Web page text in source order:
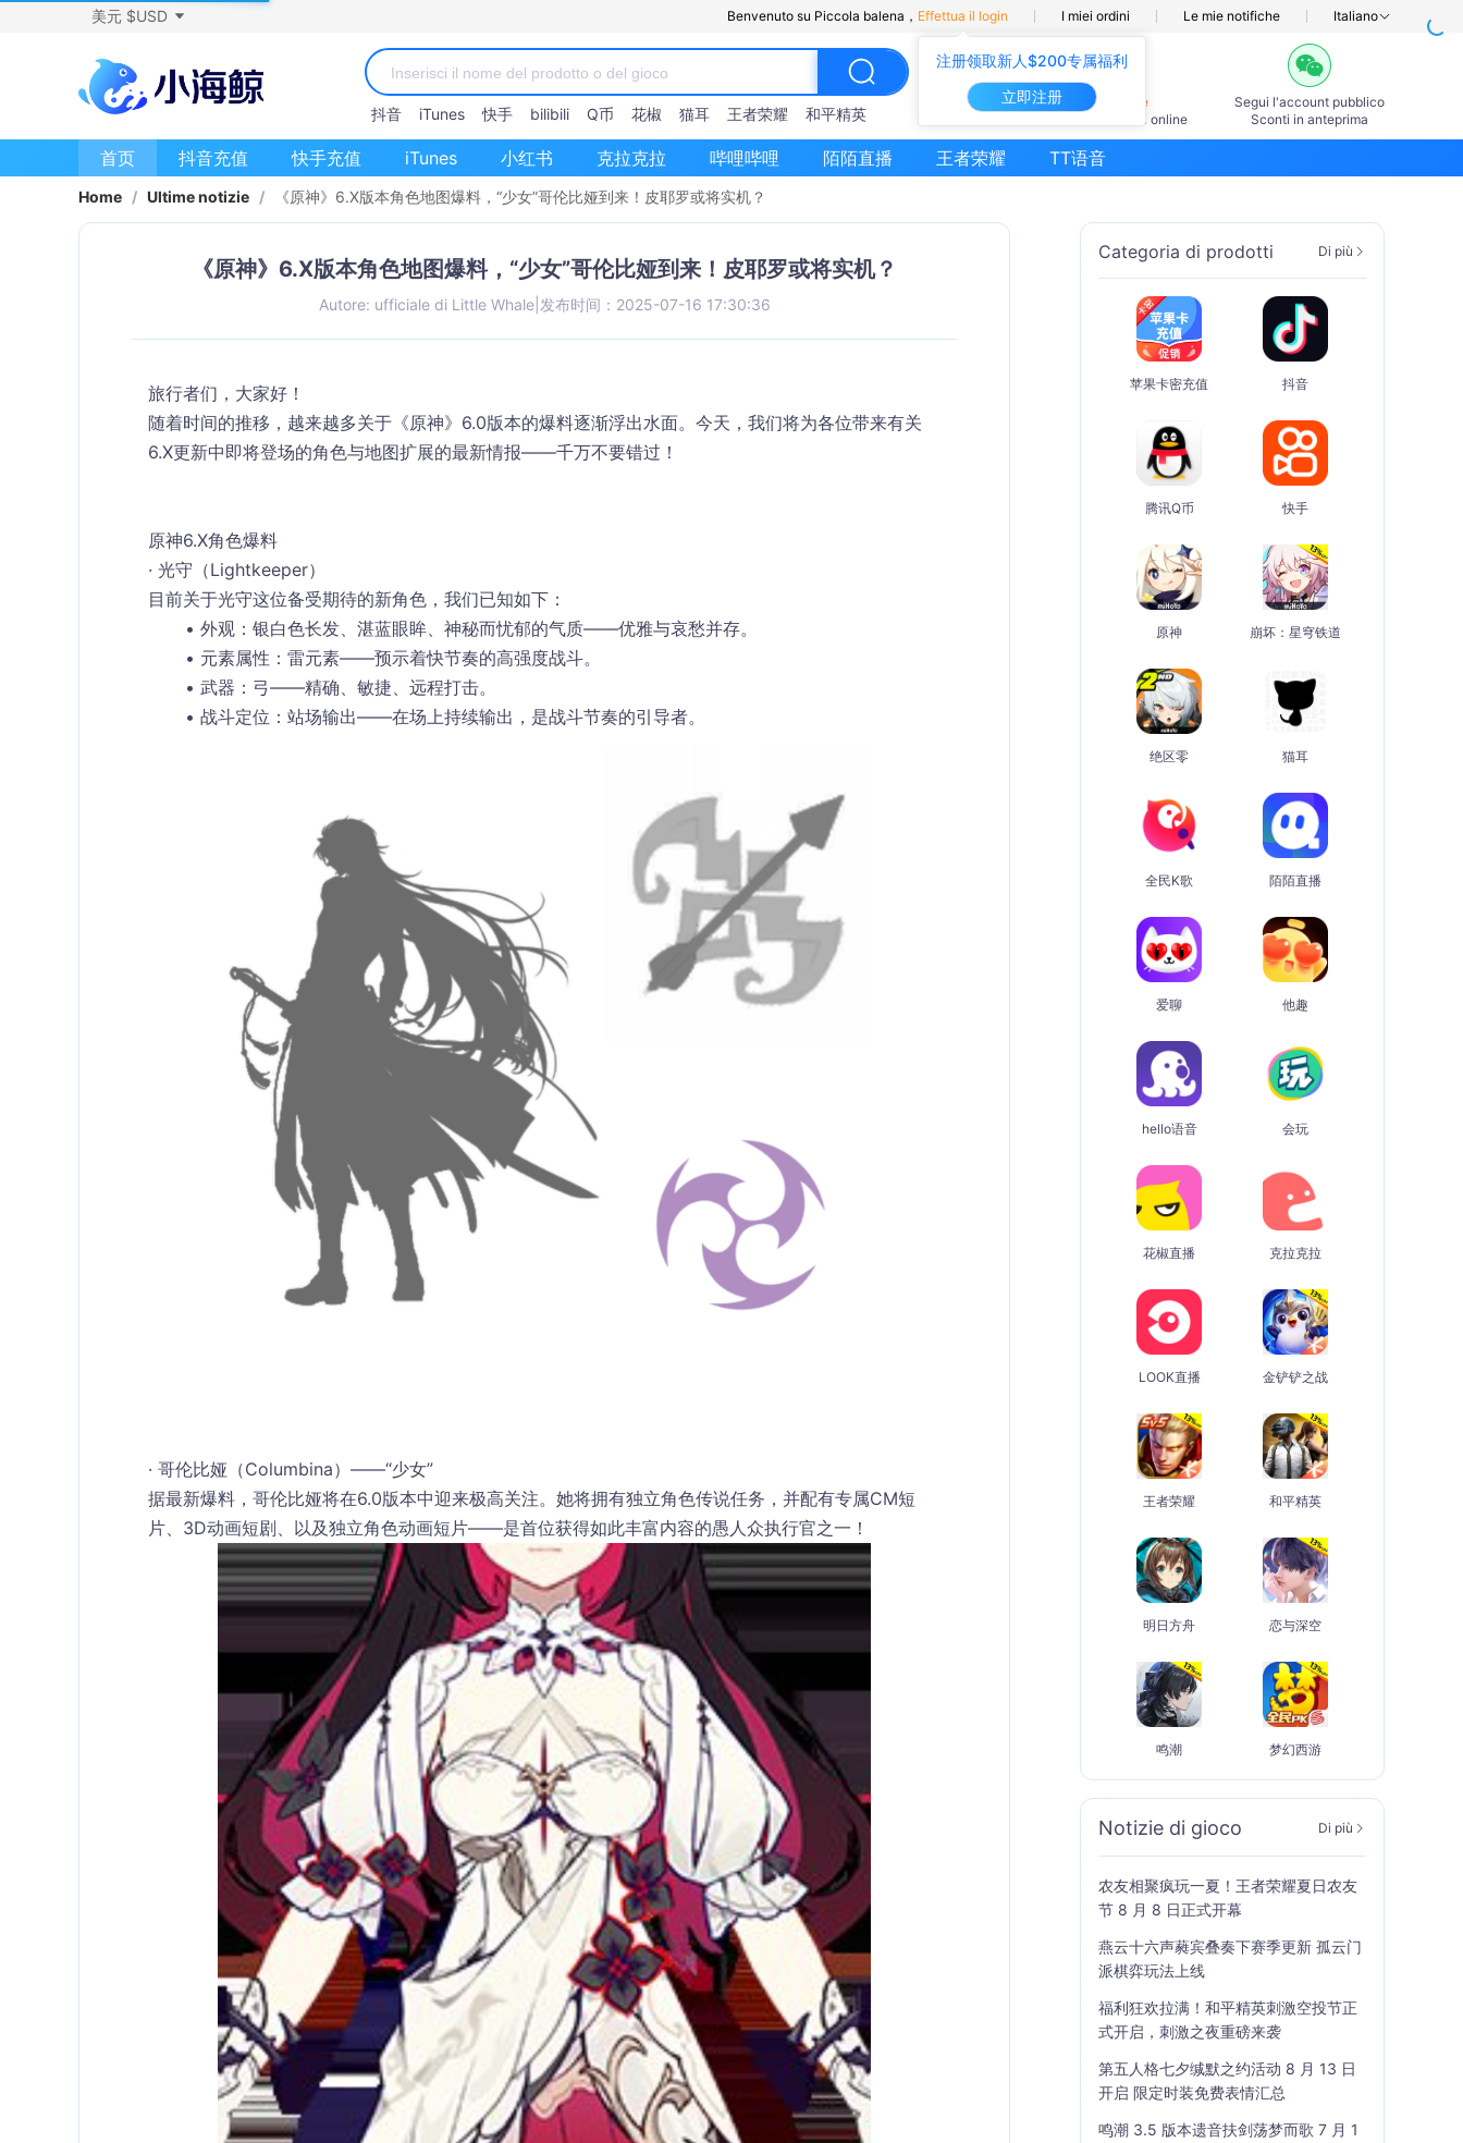
注册领取新人$200专属福利
立即注册
美元 $USD Benvenuto su Piccola balena， Effettua il login I miei ordini Le mie notifiche Italiano
抖音 iTunes 快手 bilibili Q币 花椒 猫耳 王者荣耀 和平精英
7×24ore
Servizio clienti online
Segui l'account pubblico
Sconti in anteprima
首页 抖音充值 快手充值 iTunes 小红书 克拉克拉 哔哩哔哩 陌陌直播 王者荣耀 TT语音
Home / Ultime notizie / 《原神》6.X版本角色地图爆料，“少女”哥伦比娅到来！皮耶罗或将实机？
《原神》6.X版本角色地图爆料，“少女”哥伦比娅到来！皮耶罗或将实机？
Autore: ufficiale di Little Whale| 发布时间：2025-07-16 17:30:36
旅行者们，大家好！
随着时间的推移，越来越多关于《原神》6.0版本的爆料逐渐浮出水面。今天，我们将为各位带来有关
6.X更新中即将登场的角色与地图扩展的最新情报——千万不要错过！
原神6.X角色爆料
· 光守（Lightkeeper）
目前关于光守这位备受期待的新角色，我们已知如下：
外观：银白色长发、湛蓝眼眸、神秘而忧郁的气质——优雅与哀愁并存。
元素属性：雷元素——预示着快节奏的高强度战斗。
武器：弓——精确、敏捷、远程打击。
战斗定位：站场输出——在场上持续输出，是战斗节奏的引导者。
· 哥伦比娅（Columbina）——“少女”
据最新爆料，哥伦比娅将在6.0版本中迎来极高关注。她将拥有独立角色传说任务 ，并配有专属CM短
片、3D动画短剧、以及独立角色动画短片——是首位获得如此丰富内容的愚人众执行官之一！
Categoria di prodotti Di più
苹果卡密充值 抖音
腾讯Q币 快手
原神 崩坏：星穹铁道
绝区零 猫耳
全民K歌 陌陌直播
爱聊 他趣
hello语音 会玩
花椒直播 克拉克拉
LOOK直播 金铲铲之战
王者荣耀 和平精英
明日方舟 恋与深空
鸣潮 梦幻西游
Notizie di gioco Di più
农友相聚疯玩一夏！王者荣耀夏日农友
节 8 月 8 日正式开幕
燕云十六声蕤宾叠奏下赛季更新 孤云门
派棋弈玩法上线
福利狂欢拉满！和平精英刺激空投节正
式开启，刺激之夜重磅来袭
第五人格七夕缄默之约活动 8 月 13 日
开启 限定时装免费表情汇总
鸣潮 3.5 版本遗音扶剑荡梦而歌 7 月 1